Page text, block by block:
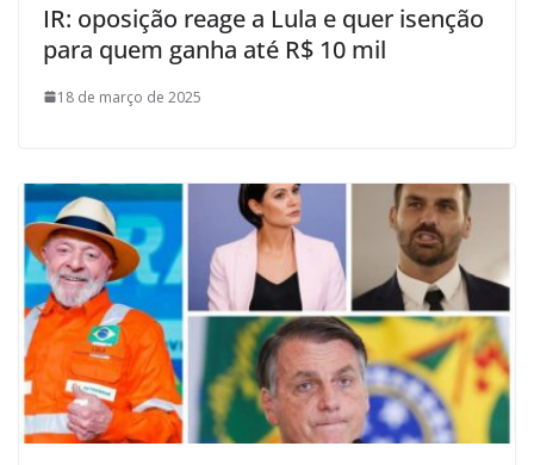
IR: oposição reage a Lula e quer isenção
para quem ganha até R$ 10 mil
18 de março de 2025